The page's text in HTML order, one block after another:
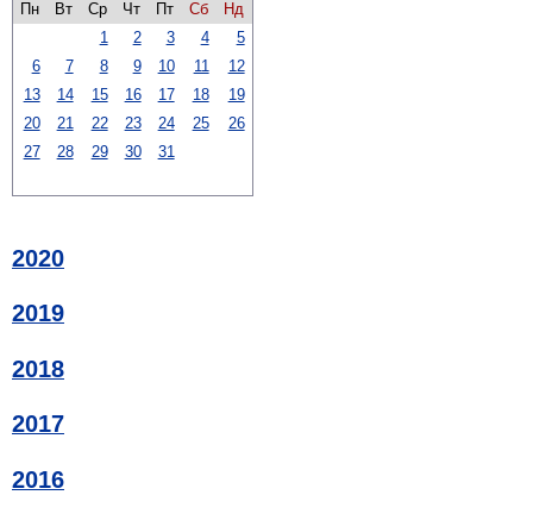
Пн
Вт Ср Чт Пт Сб
Нд
1
2 3 4
5
6
7 8 9 10 11
12
13
14 15 16 17 18
19
20
21 22 23 24 25
26
27
28 29 30 31
2020
2019
2018
2017
2016